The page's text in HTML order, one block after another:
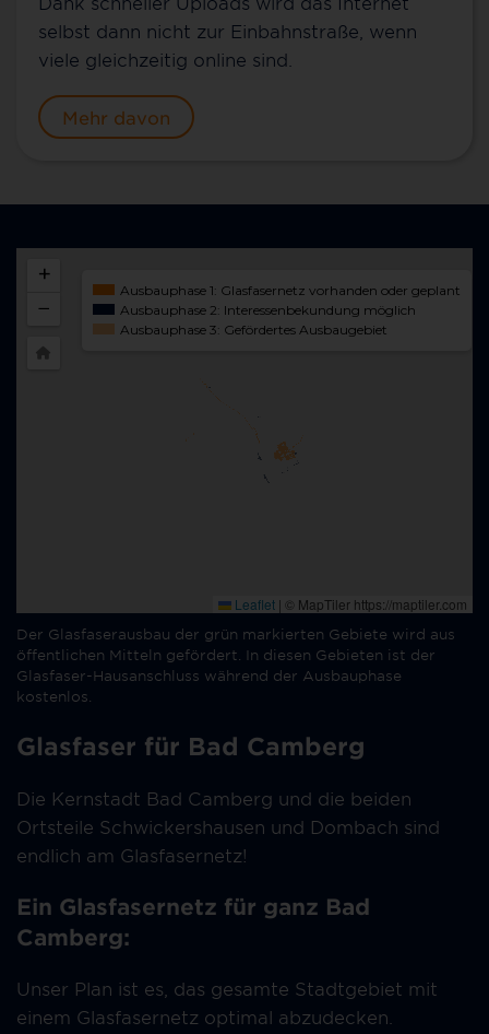
selbst dann nicht zur Einbahnstraße, wenn
viele gleichzeitig online sind.
Mehr davon
Der Glasfaserausbau der grün markierten Gebiete wird aus
öffentlichen Mitteln gefördert. In diesen Gebieten ist der
Glasfaser-Hausanschluss während der Ausbauphase
kostenlos.
Glasfaser für Bad Camberg
Die Kernstadt Bad Camberg und die beiden
Ortsteile Schwickershausen und Dombach sind
endlich am Glasfasernetz!
Ein Glasfasernetz für ganz Bad
Camberg:
Unser Plan ist es, das gesamte Stadtgebiet mit
einem Glasfasernetz optimal abzudecken.